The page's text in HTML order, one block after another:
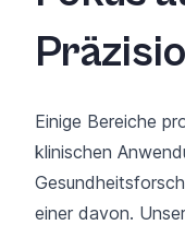
Einige Bereiche
klinischen
einer davon.